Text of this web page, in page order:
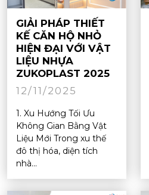
GIẢI PHÁP THIẾT
KẾ CĂN HỘ NHỎ
HIỆN ĐẠI VỚI VẬT
LIỆU NHỰA
ZUKOPLAST 2025
12/11/2025
1. Xu Hướng Tối Ưu
Không Gian Bằng Vật
Liệu Mới Trong xu thế
đô thị hóa, diện tích
nhà...